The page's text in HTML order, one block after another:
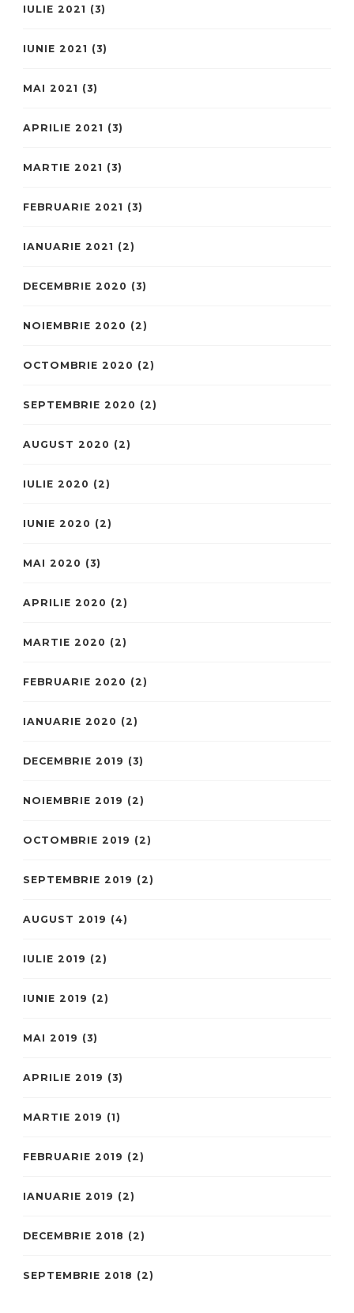
IULIE 2021 (3)
IUNIE 2021 (3)
MAI 2021 (3)
APRILIE 2021 (3)
MARTIE 2021 (3)
FEBRUARIE 2021 (3)
IANUARIE 2021 (2)
DECEMBRIE 2020 (3)
NOIEMBRIE 2020 (2)
OCTOMBRIE 2020 (2)
SEPTEMBRIE 2020 (2)
AUGUST 2020 (2)
IULIE 2020 (2)
IUNIE 2020 (2)
MAI 2020 (3)
APRILIE 2020 (2)
MARTIE 2020 (2)
FEBRUARIE 2020 (2)
IANUARIE 2020 (2)
DECEMBRIE 2019 (3)
NOIEMBRIE 2019 (2)
OCTOMBRIE 2019 (2)
SEPTEMBRIE 2019 (2)
AUGUST 2019 (4)
IULIE 2019 (2)
IUNIE 2019 (2)
MAI 2019 (3)
APRILIE 2019 (3)
MARTIE 2019 (1)
FEBRUARIE 2019 (2)
IANUARIE 2019 (2)
DECEMBRIE 2018 (2)
SEPTEMBRIE 2018 (2)